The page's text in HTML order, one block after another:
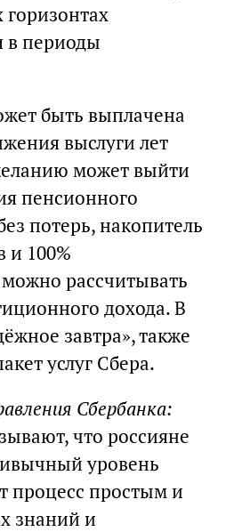
в периоды
быть выплачена
выслуги лет
может выйти
пенсионного
потерь, накопитель
и 100%
рассчитывать
дохода. В
завтра», также
услуг Сбера.
Сбербанка:
что россияне
уровень
процесс простым и
знаний и